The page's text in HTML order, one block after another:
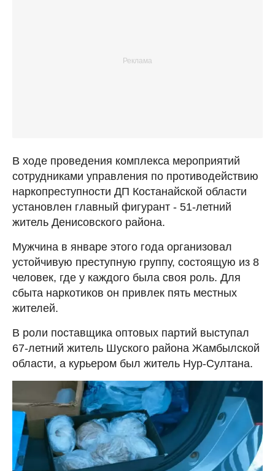
В ходе проведения комплекса мероприятий
сотрудниками управления по противодействию
наркопреступности ДП Костанайской области
установлен главный фигурант - 51-летний
житель Денисовского района.
Мужчина в январе этого года организовал
устойчивую преступную группу, состоящую из 8
человек, где у каждого была своя роль. Для
сбыта наркотиков он привлек пять местных
жителей.
В роли поставщика оптовых партий выступал
67-летний житель Шуского района Жамбылской
области, а курьером был житель Нур-Султана.